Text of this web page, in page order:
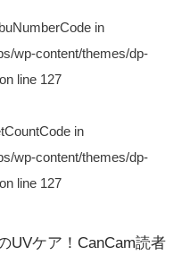
in
wp-content/themes/dp-
on line 127
in
wp-content/themes/dp-
on line 127
UVケア！CanCam読者